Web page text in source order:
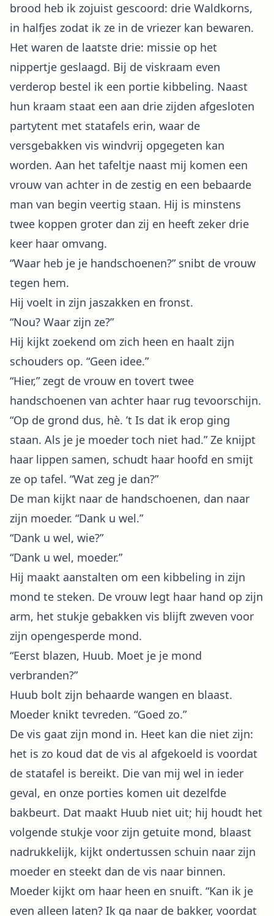
brood heb ik zojuist gescoord: drie Waldkorns,
in halfjes zodat ik ze in de vriezer kan bewaren.
Het waren de laatste drie: missie op het
nippertje geslaagd. Bij de viskraam even
verderop bestel ik een portie kibbeling. Naast
hun kraam staat een aan drie zijden afgesloten
partytent met statafels erin, waar de
versgebakken vis windvrij opgegeten kan
worden. Aan het tafeltje naast mij komen een
vrouw van achter in de zestig en een bebaarde
man van begin veertig staan. Hij is minstens
twee koppen groter dan zij en heeft zeker drie
keer haar omvang.
“Waar heb je je handschoenen?” snibt de vrouw
tegen hem.
Hij voelt in zijn jaszakken en fronst.
“Nou? Waar zijn ze?”
Hij kijkt zoekend om zich heen en haalt zijn
schouders op. “Geen idee.”
“Hier,” zegt de vrouw en tovert twee
handschoenen van achter haar rug tevoorschijn.
“Op de grond dus, hè. ’t Is dat ik erop ging
staan. Als je je moeder toch niet had.” Ze knijpt
haar lippen samen, schudt haar hoofd en smijt
ze op tafel. “Wat zeg je dan?”
De man kijkt naar de handschoenen, dan naar
zijn moeder. “Dank u wel.”
“Dank u wel, wie?”
“Dank u wel, moeder.”
Hij maakt aanstalten om een kibbeling in zijn
mond te steken. De vrouw legt haar hand op zijn
arm, het stukje gebakken vis blijft zweven voor
zijn opengesperde mond.
“Eerst blazen, Huub. Moet je je mond
verbranden?”
Huub bolt zijn behaarde wangen en blaast.
Moeder knikt tevreden. “Goed zo.”
De vis gaat zijn mond in. Heet kan die niet zijn:
het is zo koud dat de vis al afgekoeld is voordat
de statafel is bereikt. Die van mij wel in ieder
geval, en onze porties komen uit dezelfde
bakbeurt. Dat maakt Huub niet uit; hij houdt het
volgende stukje voor zijn getuite mond, blaast
nadrukkelijk, kijkt ondertussen schuin naar zijn
moeder en steekt dan de vis naar binnen.
Moeder kijkt om haar heen en snuift. “Kan ik je
even alleen laten? Ik ga naar de bakker, voordat